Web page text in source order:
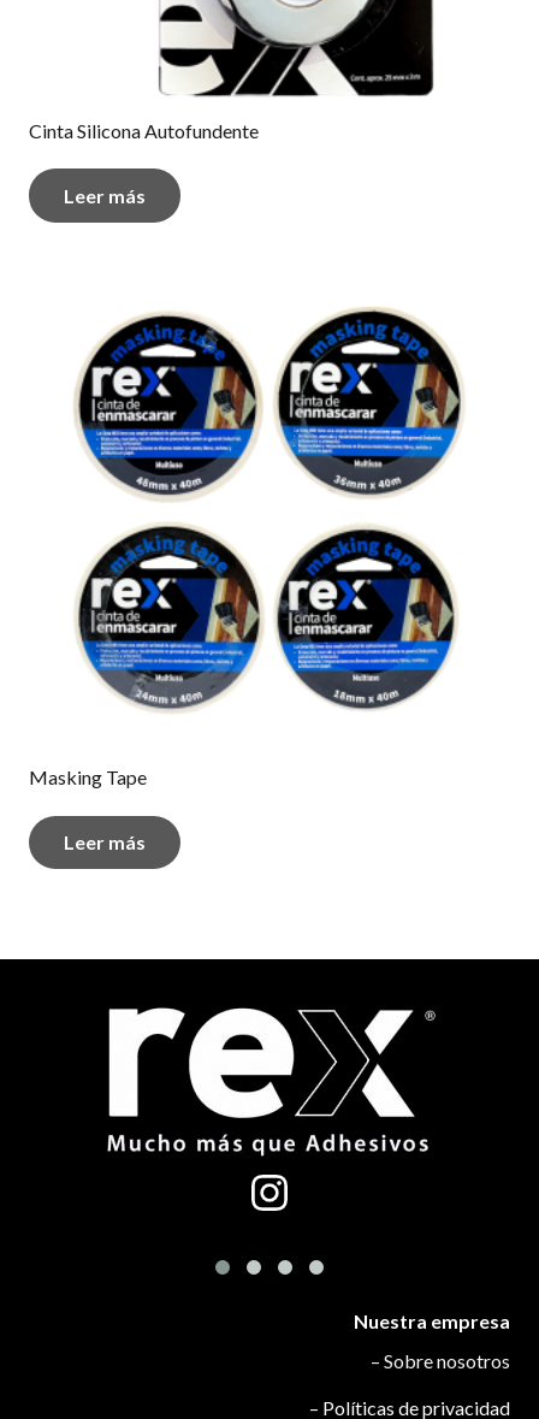
Cinta Silicona Autofundente
Leer más
Masking Tape
Leer más
Nuestra empresa
– Sobre nosotros
– Políticas de privacidad